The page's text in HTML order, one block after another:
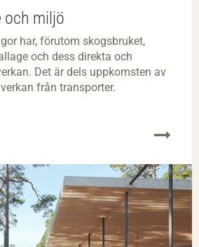
och miljö
har, förutom skogsbruket,
och dess direkta och
Det är dels uppkomsten av
från transporter.